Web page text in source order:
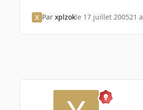
Par xplzokle 17 juillet 200521 a